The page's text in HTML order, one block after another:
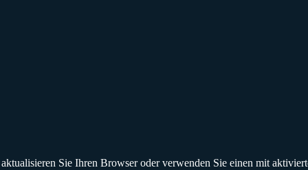
Sie Ihren Browser oder verwenden Sie einen mit